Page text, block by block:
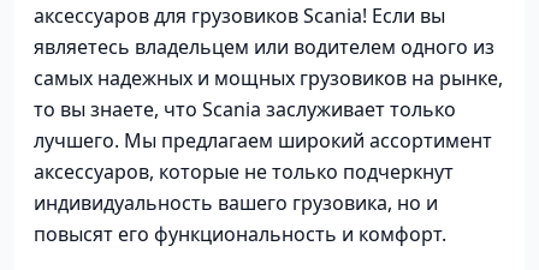
аксессуаров для грузовиков Scania! Если вы
являетесь владельцем или водителем одного из
самых надежных и мощных грузовиков на рынке,
то вы знаете, что Scania заслуживает только
лучшего. Мы предлагаем широкий ассортимент
аксессуаров, которые не только подчеркнут
индивидуальность вашего грузовика, но и
повысят его функциональность и комфорт.